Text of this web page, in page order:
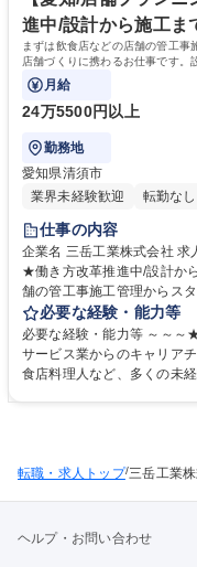
学院 大学 高専 短大 専修学
動車
進中/設計から施工ま
まずは飲食店などの店舗の管工
店舗づくりに携わるお仕事です。
営業職や設計職などへのキャリア
月給
24万5500円以上
勤務地
愛知県清須市
業界未経験歓迎
転勤なし
仕事の内容
企業名 三岳工業株式会社 求人名 【愛知/店舗プランニング職】未経験歓迎
★働き方改革推進中/設計から施工まで 仕事の内容 ま
舗の管工事施工管理からス
くりに携わるお仕事です。
将来的に営業職や設計職などへのキャ
理、品質管理、安全管理、
ても現場で事務作業ができ
歓迎★働き方改革推進中/設
必要な経験・能力等
必要な経験・能力等 ～
サービス業からのキャリア
食店料理人など、多くの未経験者
ても年1～2回程で、フレッ
転職・求人トップ/三岳工業
ヘルプ・お問い合わせ